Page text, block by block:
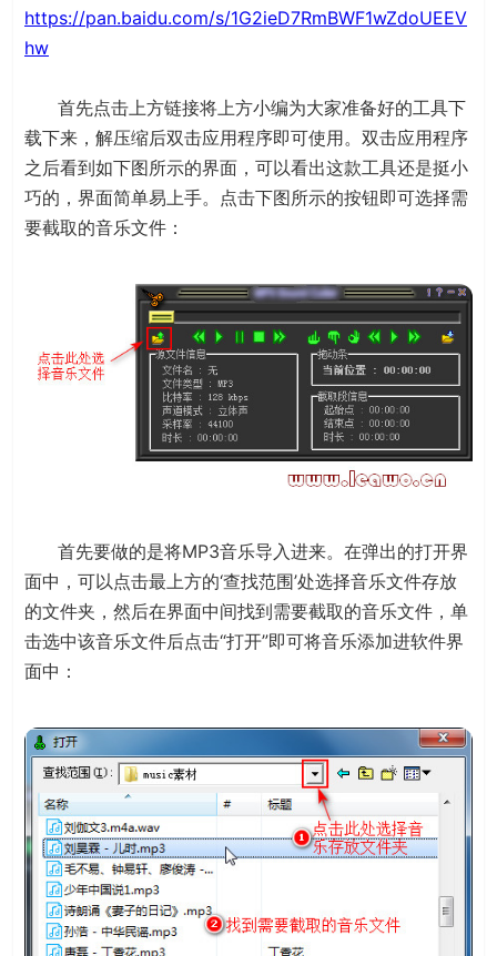
https://pan.baidu.com/s/1G2ieD7RmBWF1wZdoUEEV
hw
首先点击上方链接将上方小编为大家准备好的工具下
载下来，解压缩后双击应用程序即可使用。双击应用程序
之后看到如下图所示的界面，可以看出这款工具还是挺小
巧的，界面简单易上手。点击下图所示的按钮即可选择需
要截取的音乐文件：
首先要做的是将MP3音乐导入进来。在弹出的打开界
面中，可以点击最上方的‘查找范围’处选择音乐文件存放
的文件夹，然后在界面中间找到需要截取的音乐文件，单
击选中该音乐文件后点击“打开”即可将音乐添加进软件界
面中：